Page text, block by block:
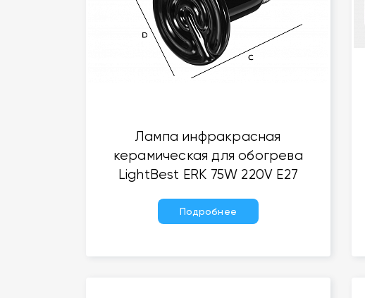
Лампа инфракрасная
керамическая для обогрева
LightBest ERK 75W 220V Е27
Подробнее